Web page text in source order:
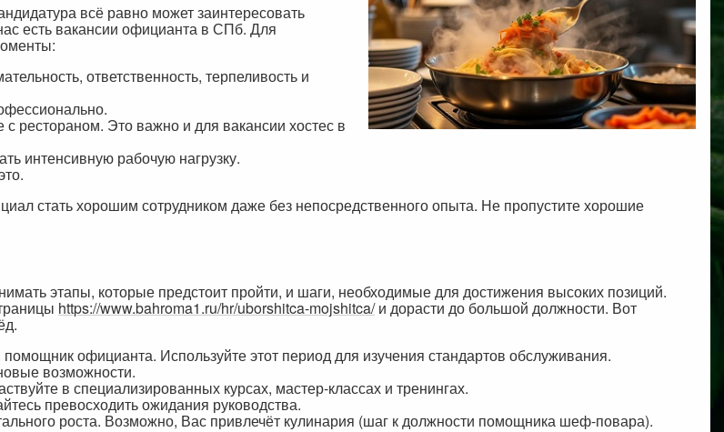
всё равно может заинтересовать
есть вакансии официанта в СПб. Для
ответственность, терпеливость и
с рестораном. Это важно и для вакансии хостес в
интенсивную рабочую нагрузку.
стать хорошим сотрудником даже без непосредственного опыта. Не пропустите хорошие
этапы, которые предстоит пройти, и шаги, необходимые для достижения высоких позиций.
https://www.bahroma1.ru/hr/uborshitca-mojshitca/и дорасти до большой должности. Вот
официанта. Используйте этот период для изучения стандартов обслуживания.
возможности.
в специализированных курсах, мастер-классах и тренингах.
превосходить ожидания руководства.
роста. Возможно, Вас привлечёт кулинария (шаг к должности помощника шеф-повара).